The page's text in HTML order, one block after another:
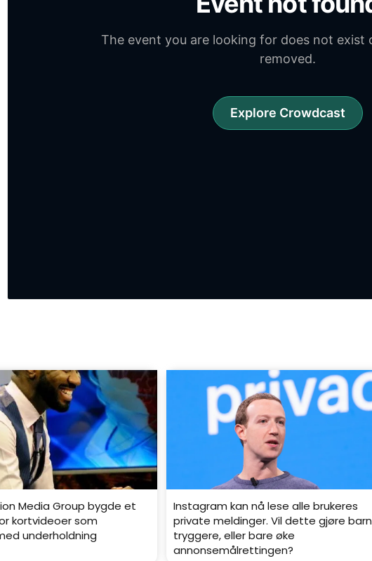
Media Group bygde et
kortvideoer som
underholdning
Instagram kan nå lese alle brukeres
private meldinger. Vil dette gjøre barn
tryggere, eller bare øke
annonsemålrettingen?